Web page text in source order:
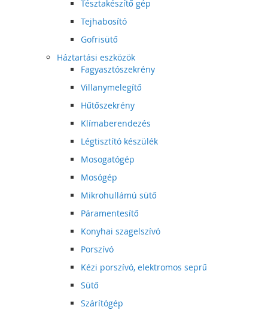
Tésztakészítő gép
Tejhabosító
Gofrisütő
Háztartási eszközök
Fagyasztószekrény
Villanymelegítő
Hűtőszekrény
Klímaberendezés
Légtisztító készülék
Mosogatógép
Mosógép
Mikrohullámú sütő
Páramentesítő
Konyhai szagelszívó
Porszívó
Kézi porszívó, elektromos seprű
Sütő
Szárítógép